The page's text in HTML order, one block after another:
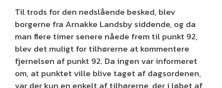
Til trods for den nedslående besked, blev
borgerne fra Arnakke Landsby siddende, og da
man flere timer senere nåede frem til punkt 92,
blev det muligt for tilhørerne at kommentere
fjernelsen af punkt 92. Da ingen var informeret
om, at punktet ville blive taget af dagsordenen,
var der kun en enkelt af tilhørerne, der i løbet af